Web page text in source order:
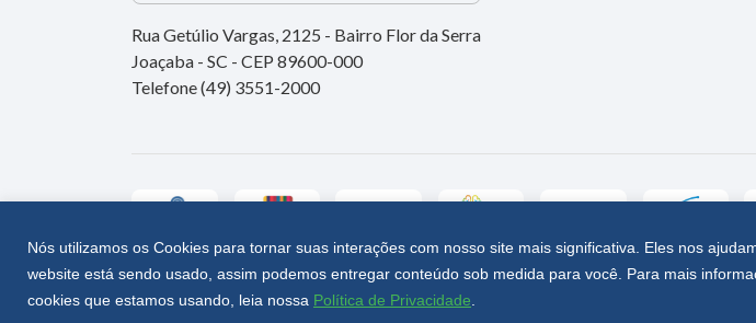
Nós utilizamos os Cookies para tornar suas interações com nosso site mais significativa. Eles nos
website está sendo usado, assim podemos entregar conteúdo sob medida para você. Para mais
cookies que estamos usando, leia nossa Política de Privacidade
Rua Getúlio Vargas, 2125 - Bairro Flor da Serra
Joaçaba - SC - CEP 89600-000
Telefone (49) 3551-2000
Unoesc © 2026 - Todos os direitos reservados